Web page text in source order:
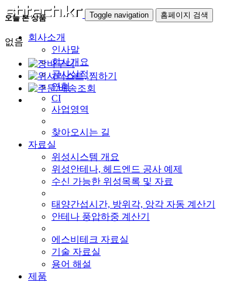
Toggle navigation 홈페이지 검색
회사소개
인사말
회사개요
공사실적
연혁
CI
사업영역
찾아오시는 길
자료실
위성시스템 개요
위성안테나, 헤드엔드 공사 예제
수신 가능한 위성목록 및 자료
태양간섭시간, 방위각, 앙각 자동 계산기
안테나 풍압하중 계산기
에스비테크 자료실
기술 자료실
용어 해설
제품
오늘 본 상품
없음